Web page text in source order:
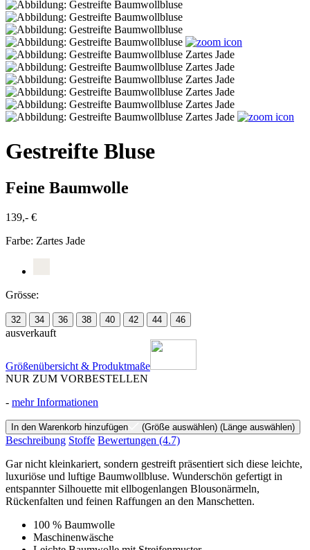
Gestreifte Bluse
Feine Baumwolle
139,- €
Farbe: Zartes Jade
Grösse:
32 34 36 38 40 42 44 46
ausverkauft
Größenübersicht & Produktmaße
NUR ZUM VORBESTELLEN
- mehr Informationen
In den Warenkorb hinzufügen (Größe auswählen) (Länge auswählen)
Beschreibung Stoffe Bewertungen (4.7)
Gar nicht kleinkariert, sondern gestreift präsentiert sich diese leichte,
luxuriöse und luftige Baumwollbluse. Wunderschön gefertigt in
entspannter Silhouette mit ellbogenlangen Blousonärmeln,
Rückenfalten und feinen Raffungen an den Manschetten.
100 % Baumwolle
Maschinenwäsche